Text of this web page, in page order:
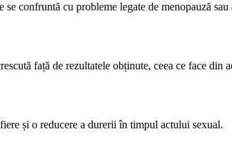
confruntă cu probleme legate de menopauză
față de rezultatele obținute, ceea ce face din
și o reducere a durerii în timpul actului sexual.